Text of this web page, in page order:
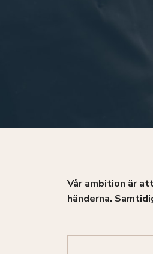
Vår ambition är
händerna.